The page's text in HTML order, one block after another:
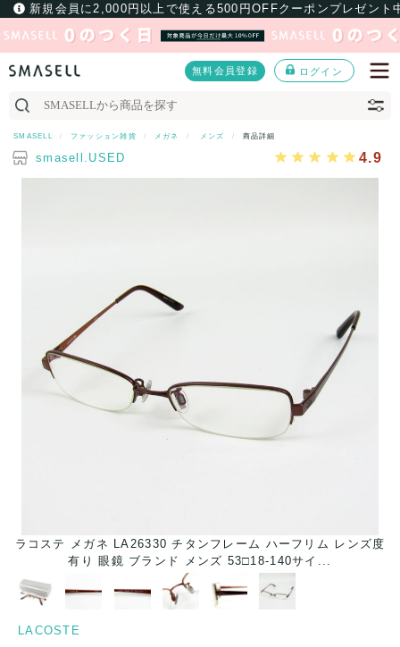
新規会員に2,000円以上で使える500円OFFクーポンプレゼント
無料会員登録 ログイン
SMASELL ファッション雑貨 メガネ メンズ 商品詳細
smasell.USED 4.9
ラコステ メガネ LA26330 チタンフレーム ハーフリム レンズ度
有り 眼鏡 ブランド メンズ 53□18-140サイ...
LACOSTE